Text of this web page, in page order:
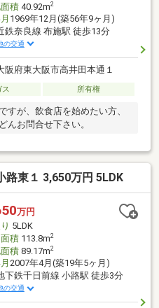
積40.92m2
1969年12月(築56年9ヶ月)
鉄奈良線 布施駅 徒歩13分
の交通
阪府東大阪市高井田本通１
ス 所有権
すが、飲食店を始めたい方、
んお問合せ下さい。
路東１ 3,650万円 5LDK
万円
5LDK
積113.8m2
積89.17m2
2007年4月(築19年5ヶ月)
下鉄千日前線 小路駅 徒歩3分
の交通